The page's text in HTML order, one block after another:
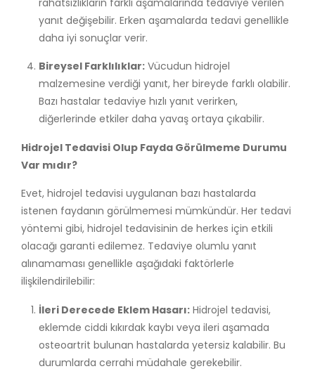
rahatsızlıkların farklı aşamalarında tedaviye verilen
yanıt değişebilir. Erken aşamalarda tedavi genellikle
daha iyi sonuçlar verir.
Bireysel Farklılıklar: Vücudun hidrojel
malzemesine verdiği yanıt, her bireyde farklı olabilir.
Bazı hastalar tedaviye hızlı yanıt verirken,
diğerlerinde etkiler daha yavaş ortaya çıkabilir.
Hidrojel Tedavisi Olup Fayda Görülmeme Durumu
Var mıdır?
Evet, hidrojel tedavisi uygulanan bazı hastalarda
istenen faydanın görülmemesi mümkündür. Her tedavi
yöntemi gibi, hidrojel tedavisinin de herkes için etkili
olacağı garanti edilemez. Tedaviye olumlu yanıt
alınamaması genellikle aşağıdaki faktörlerle
ilişkilendirilebilir:
İleri Derecede Eklem Hasarı: Hidrojel tedavisi,
eklemde ciddi kıkırdak kaybı veya ileri aşamada
osteoartrit bulunan hastalarda yetersiz kalabilir. Bu
durumlarda cerrahi müdahale gerekebilir.